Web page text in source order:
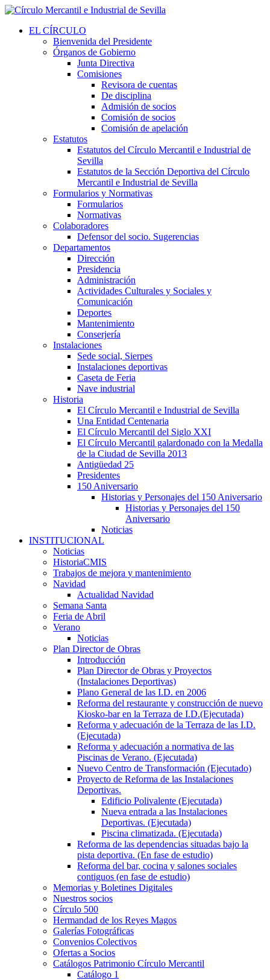
EL CÍRCULO
Bienvenida del Presidente
Órganos de Gobierno
Junta Directiva
Comisiones
Revisora de cuentas
De disciplina
Admisión de socios
Comisión de socios
Comisión de apelación
Estatutos
Estatutos del Círculo Mercantil e Industrial de
Sevilla
Estatutos de la Sección Deportiva del Círculo
Mercantil e Industrial de Sevilla
Formularios y Normativas
Formularios
Normativas
Colaboradores
Defensor del socio. Sugerencias
Departamentos
Dirección
Presidencia
Administración
Actividades Culturales y Sociales y
Comunicación
Deportes
Mantenimiento
Conserjería
Instalaciones
Sede social, Sierpes
Instalaciones deportivas
Caseta de Feria
Nave industrial
Historia
El Círculo Mercantil e Industrial de Sevilla
Una Entidad Centenaria
El Círculo Mercantil del Siglo XXI
El Círculo Mercantil galardonado con la Medalla
de la Ciudad de Sevilla 2013
Antigüedad 25
Presidentes
150 Aniversario
Historias y Personajes del 150 Aniversario
Historias y Personajes del 150
Aniversario
Noticias
INSTITUCIONAL
Noticias
HistoriaCMIS
Trabajos de mejora y mantenimiento
Navidad
Actualidad Navidad
Semana Santa
Feria de Abril
Verano
Noticias
Plan Director de Obras
Introducción
Plan Director de Obras y Proyectos
(Instalaciones Deportivas)
Plano General de las I.D. en 2006
Reforma del restaurante y construcción de nuevo
Kiosko-bar en la Terraza de I.D.(Ejecutada)
Reforma y adecuación de la Terraza de las I.D.
(Ejecutada)
Reforma y adecuación a normativa de las
Piscinas de Verano. (Ejecutada)
Nuevo Centro de Transformación (Ejecutado)
Proyecto de Reforma de las Instalaciones
Deportivas.
Edificio Polivalente (Ejecutada)
Nueva entrada a las Instalaciones
Deportivas. (Ejecutada)
Piscina climatizada. (Ejecutada)
Reforma de las dependencias situadas bajo la
pista deportiva. (En fase de estudio)
Reforma del bar, cocina y salones sociales
contiguos (en fase de estudio)
Memorias y Boletines Digitales
Nuestros socios
Círculo 500
Hermandad de los Reyes Magos
Galerías Fotográficas
Convenios Colectivos
Ofertas a Socios
Catálogos Patrimonio Círculo Mercantil
Catálogo 1